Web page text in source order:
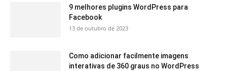
9 melhores plugins WordPress para
Facebook
13 de outubro de 2023
Como adicionar facilmente imagens
interativas de 360 ​​graus no WordPress